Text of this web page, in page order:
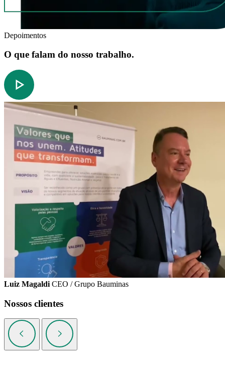
Depoimentos
O que falam do nosso trabalho.
Luiz Magaldi CEO / Grupo Bauminas
Nossos clientes